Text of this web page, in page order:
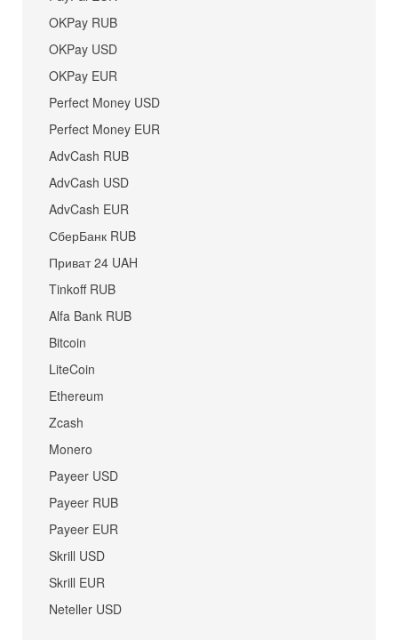
OKPay RUB
OKPay USD
OKPay EUR
Perfect Money USD
Perfect Money EUR
AdvCash RUB
AdvCash USD
AdvCash EUR
СберБанк RUB
Приват 24 UAH
Tinkoff RUB
Alfa Bank RUB
Bitcoin
LiteCoin
Ethereum
Zcash
Monero
Payeer USD
Payeer RUB
Payeer EUR
Skrill USD
Skrill EUR
Neteller USD